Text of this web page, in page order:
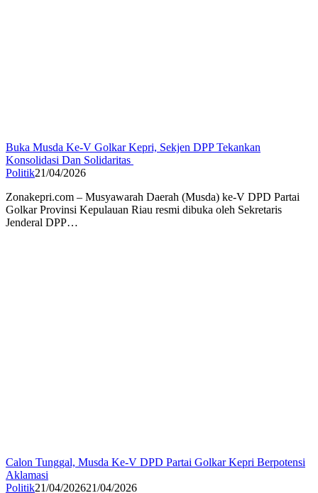
Buka Musda Ke-V Golkar Kepri, Sekjen DPP Tekankan
Konsolidasi Dan Solidaritas
Politik21/04/2026
Zonakepri.com – Musyawarah Daerah (Musda) ke-V DPD Partai
Golkar Provinsi Kepulauan Riau resmi dibuka oleh Sekretaris
Jenderal DPP…
Calon Tunggal, Musda Ke-V DPD Partai Golkar Kepri Berpotensi
Aklamasi
Politik21/04/202621/04/2026